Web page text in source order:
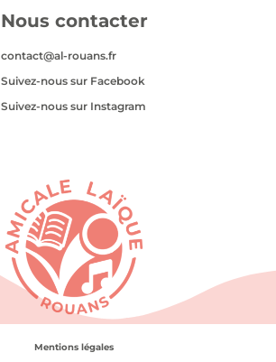
Nous contacter
contact@al-rouans.fr
Suivez-nous sur Facebook
Suivez-nous sur Instagram
Mentions légales